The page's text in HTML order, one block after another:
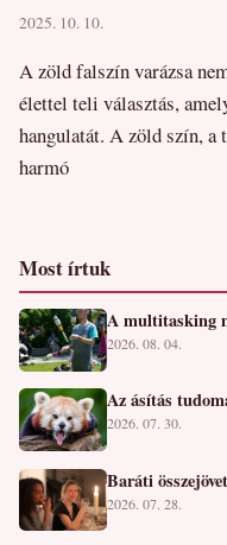
2025. 10. 10.
A zöld falszín varázsa
élettel teli választás,
hangulatát. A zöld szín, a
harmó
Most írtuk
A multitasking
2026. 08. 04.
Az ásítás
2026. 07. 30.
Baráti
2026. 07. 28.